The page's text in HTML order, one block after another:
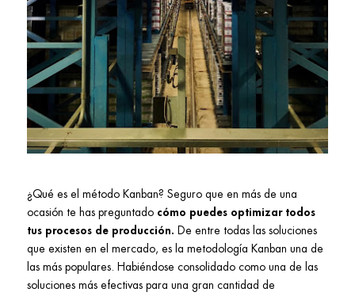
¿Qué es el método Kanban? Seguro que en más de una
ocasión te has preguntado cómo puedes optimizar todos
tus procesos de producción.
De entre todas las soluciones
que existen en el mercado, es la metodología Kanban una de
las más populares. Habiéndose consolidado como una de las
soluciones más efectivas para una gran cantidad de